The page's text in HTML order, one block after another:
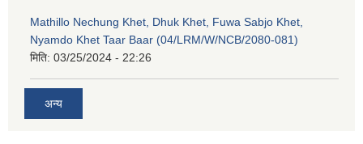
Mathillo Nechung Khet, Dhuk Khet, Fuwa Sabjo Khet,
Nyamdo Khet Taar Baar (04/LRM/W/NCB/2080-081)
मिति: 03/25/2024 - 22:26
अन्य